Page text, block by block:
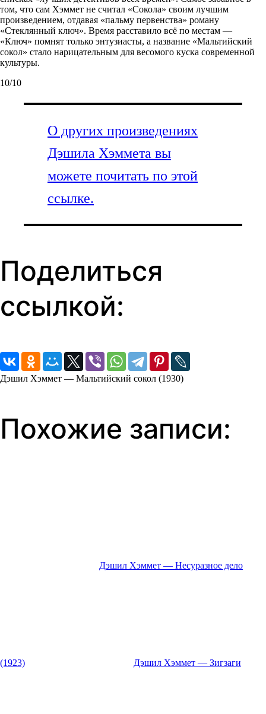
том, что сам Хэммет не считал «Сокола» своим лучшим
произведением, отдавая «пальму первенства» роману
«Стеклянный ключ». Время расставило всё по местам —
«Ключ» помнят только энтузиасты, а название «Мальтийский
сокол» стало нарицательным для весомого куска современной
культуры.
10/10
О других произведениях
Дэшила Хэммета вы
можете почитать по этой
ссылке.
Поделиться
ссылкой:
Дэшил Хэммет — Мальтийский сокол (1930)
Похожие записи:
Дэшил Хэммет — Несуразное дело
(1923) Дэшил Хэммет — Зигзаги